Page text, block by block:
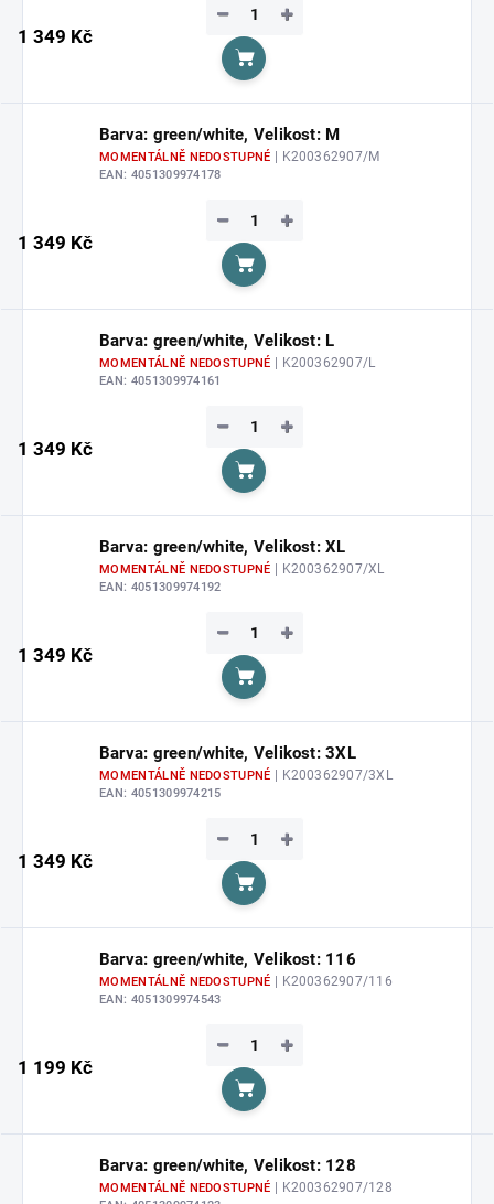
1 349 Kč
+
−
Do košíku
Barva: green/white, Velikost: M
MOMENTÁLNĚ NEDOSTUPNÉ | K200362907/M
EAN: 4051309974178
1 349 Kč
+
−
Do košíku
Barva: green/white, Velikost: L
MOMENTÁLNĚ NEDOSTUPNÉ | K200362907/L
EAN: 4051309974161
1 349 Kč
+
−
Do košíku
Barva: green/white, Velikost: XL
MOMENTÁLNĚ NEDOSTUPNÉ | K200362907/XL
EAN: 4051309974192
1 349 Kč
+
−
Do košíku
Barva: green/white, Velikost: 3XL
MOMENTÁLNĚ NEDOSTUPNÉ | K200362907/3XL
EAN: 4051309974215
1 349 Kč
+
−
Do košíku
Barva: green/white, Velikost: 116
MOMENTÁLNĚ NEDOSTUPNÉ | K200362907/116
EAN: 4051309974543
1 199 Kč
+
−
Do košíku
Barva: green/white, Velikost: 128
MOMENTÁLNĚ NEDOSTUPNÉ | K200362907/128